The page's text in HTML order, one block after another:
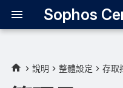
說明 整體設定 存取